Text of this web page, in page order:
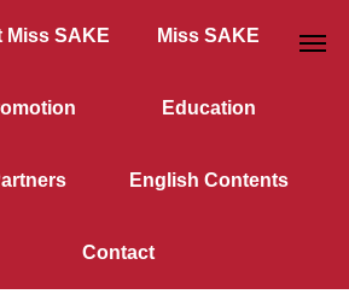
Miss SAKE Miss SAKE
Education
English Contents
Contact